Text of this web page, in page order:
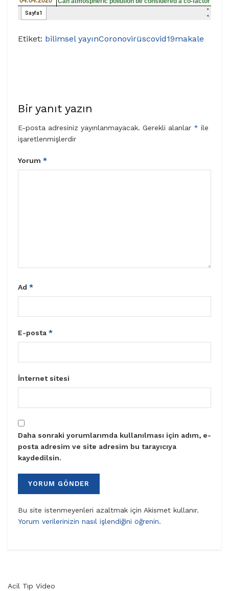
Etiket: bilimsel yayınCoronovirüscovid19makale
Bir yanıt yazın
E-posta adresiniz yayınlanmayacak. Gerekli alanlar * ile
işaretlenmişlerdir
Yorum *
Ad *
E-posta *
İnternet sitesi
Daha sonraki yorumlarımda kullanılması için adım, e-
posta adresim ve site adresim bu tarayıcıya
kaydedilsin.
Bu site istenmeyenleri azaltmak için Akismet kullanır.
Yorum verilerinizin nasıl işlendiğini öğrenin.
Acil Tıp Video